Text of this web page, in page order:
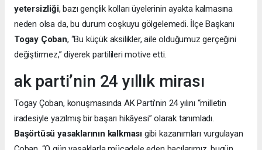
yetersizliği, bazı gençlik kolları üyelerinin ayakta kalmasına
neden olsa da, bu durum coşkuyu gölgelemedi. İlçe Başkanı
Togay Çoban, “Bu küçük aksilikler, aile olduğumuz gerçeğini
değiştirmez,” diyerek partilileri motive etti.
ak parti’nin 24 yıllık mirası
Togay Çoban, konuşmasında AK Parti’nin 24 yılını “milletin
iradesiyle yazılmış bir başarı hikâyesi” olarak tanımladı.
Başörtüsü yasaklarının kalkması gibi kazanımları vurgulayan